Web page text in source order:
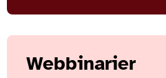
Webbinarier